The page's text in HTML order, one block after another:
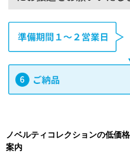
ノベルティコレクションの低価
案内